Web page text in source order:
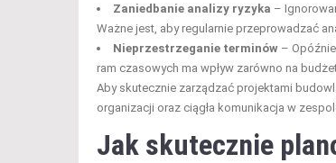
Zaniedbanie analizy ryzyka –
Ważne jest, aby regularnie przeprowadzać
Nieprzestrzeganie terminów –
ram czasowych ma wpływ zarówno na
Aby skutecznie zarządzać projektami
organizacji oraz ciągła komunikacja w
Jak skutecznie